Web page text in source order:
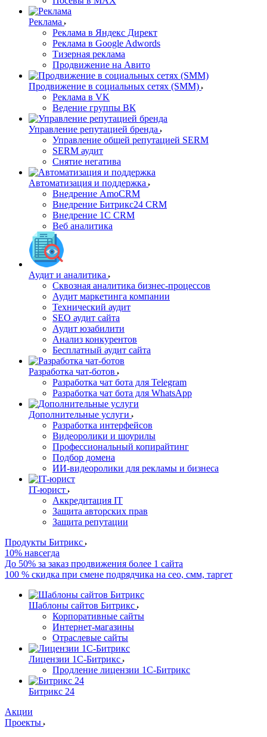
Реклама
Реклама в Яндекс Директ
Реклама в Google Adwords
Тизерная реклама
Продвижение на Авито
Продвижение в социальных сетях (SMM)
Реклама в VK
Ведение группы ВК
Управление репутацией бренда
Управление общей репутацией SERM
SERM аудит
Снятие негатива
Автоматизация и поддержка
Внедрение AmoCRM
Внедрение Битрикс24 CRM
Внедрение 1C CRM
Веб аналитика
Аудит и аналитика
Сквозная аналитика бизнес-процессов
Аудит маркетинга компании
Технический аудит
SEO аудит сайта
Аудит юзабилити
Анализ конкурентов
Бесплатный аудит сайта
Разработка чат-ботов
Разработка чат бота для Telegram
Разработка чат бота для WhatsApp
Дополнительные услуги
Разработка интерфейсов
Видеоролики и шоурилы
Профессиональный копирайтинг
Подбор домена
ИИ-видеоролики для рекламы и бизнеса
IT-юрист
Аккредитация IT
Защита авторских прав
Защита репутации
Продукты Битрикс
10% навсегда
До 50% за заказ продвижения более 1 сайта
100 % скидка при смене подрядчика на сео, смм, таргет
Шаблоны сайтов Битрикс
Корпоративные сайты
Интернет-магазины
Отраслевые сайты
Лицензии 1С-Битрикс
Продление лицензии 1С-Битрикс
Битрикс 24
Акции
Проекты